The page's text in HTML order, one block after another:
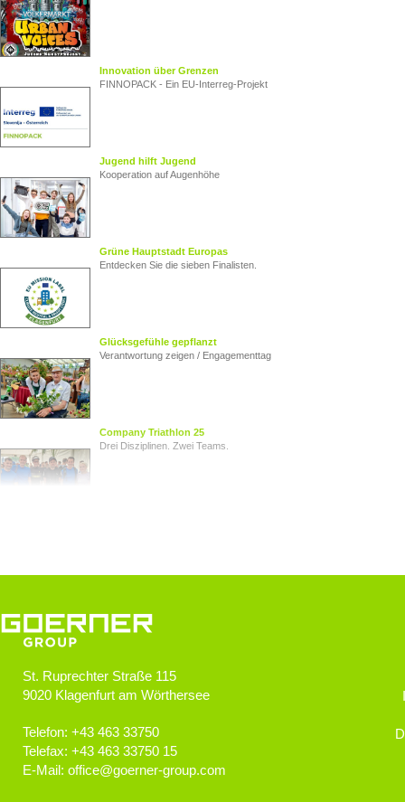
Innovation über Grenzen
FINNOPACK - Ein EU‑Interreg‑Projekt
Jugend hilft Jugend
Kooperation auf Augenhöhe
Grüne Hauptstadt Europas
Entdecken Sie die sieben Finalisten.
Glücksgefühle gepflanzt
Verantwortung zeigen / Engagementtag
Company Triathlon 25
Drei Disziplinen. Zwei Teams.
Jugendliche im Blick
Goerner Group unterstützt JUNO
GOERNER Group supportet
St. Ruprechter Straße 115
9020 Klagenfurt am Wörthersee
Telefon: +43 463 33750
Telefax: +43 463 33750 15
E-Mail: office@goerner-group.com